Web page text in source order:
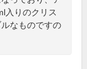
入りのクリス
なものですの